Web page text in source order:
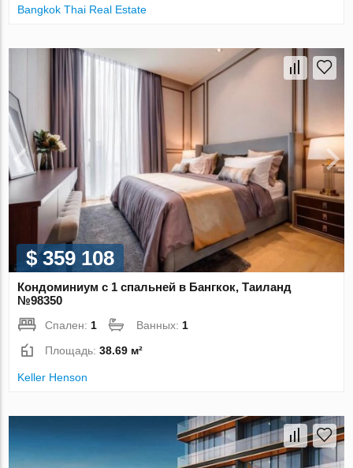
Bangkok Thai Real Estate
$ 359 108
Кондоминиум с 1 спальней в Бангкок, Таиланд
№98350
Спален: 1 Ванных: 1
Площадь:38.69 м²
Keller Henson